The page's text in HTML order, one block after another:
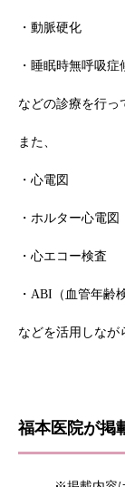
・動脈硬化
・睡眠時無呼吸症
などの診療を行っ
また、
・心電図
・ホルター心電図
・心エコー検査
・ABI（血管年齢
などを活用しなが
福本医院が掲